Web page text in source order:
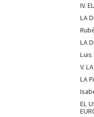
IV.
LA
LA
Luis
V.
LA
EL